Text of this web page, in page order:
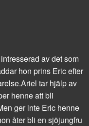
av det som
hon prins Eric efter
tar hjälp av
henne att bli
ger inte Eric henne
åter bli en sjöjungfru